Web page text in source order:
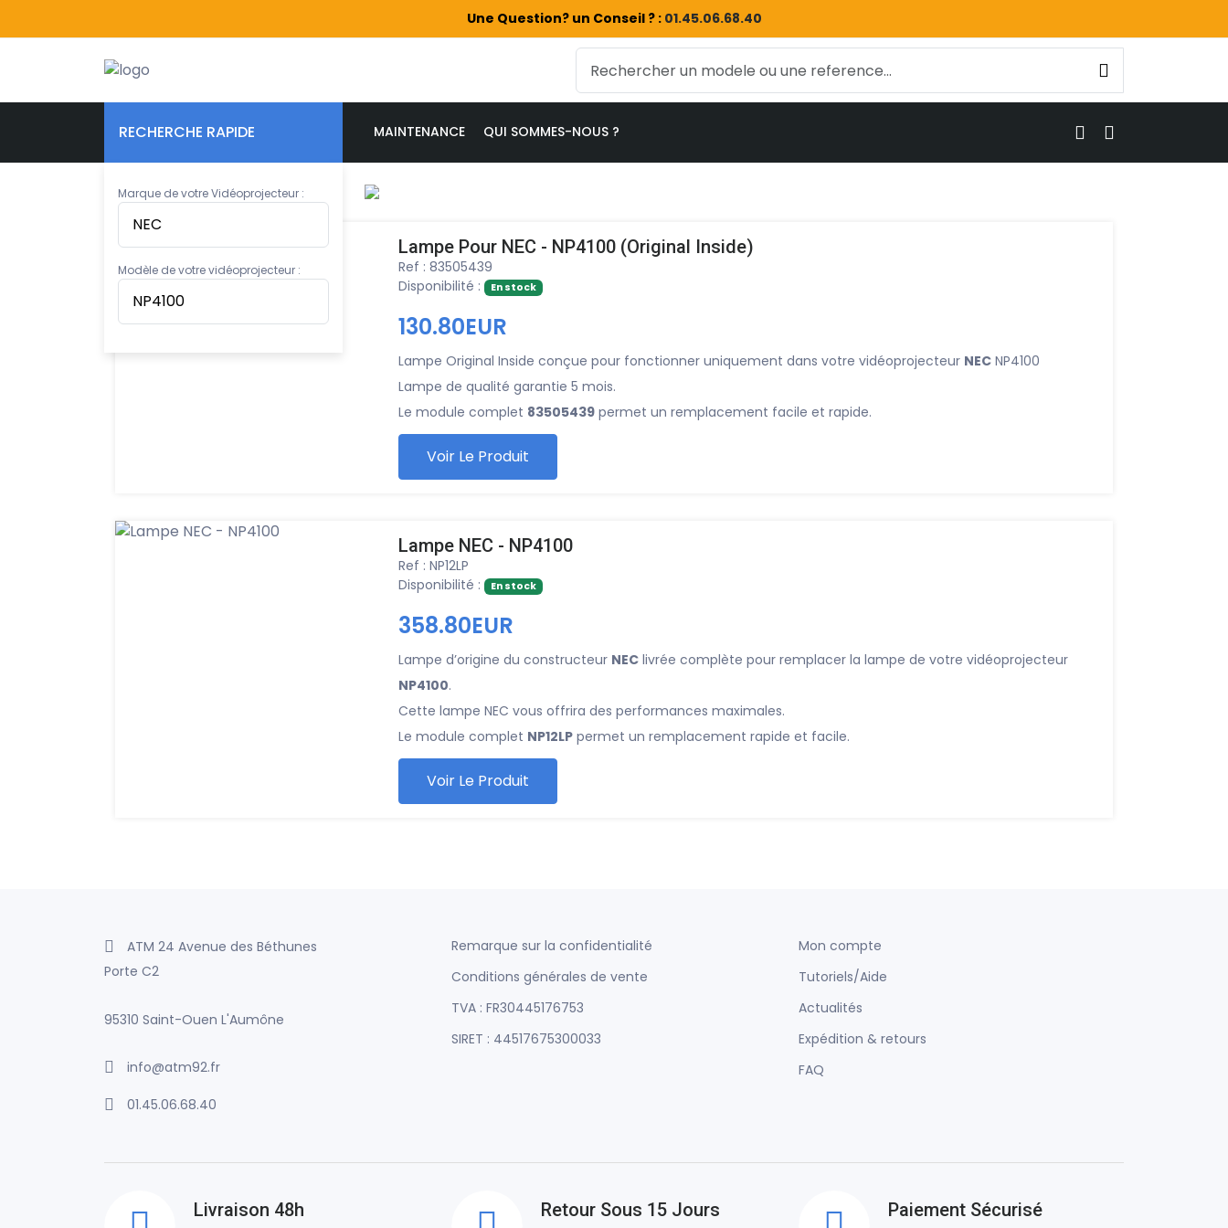
Une Question? un Conseil ? : 01.45.06.68.40
RECHERCHE RAPIDE
Marque de votre Vidéoprojecteur :
Modèle de votre vidéoprojecteur :
MAINTENANCE QUI SOMMES-NOUS ?
Lampe Pour NEC - NP4100 (Original Inside)
Ref : 83505439
Disponibilité :
En stock
130.80EUR
Lampe Original Inside conçue pour fonctionner uniquement dans votre vidéoprojecteur NEC NP4100
Lampe de qualité garantie 5 mois.
Le module complet 83505439 permet un remplacement facile et rapide.
Voir Le Produit
Lampe NEC - NP4100
Ref : NP12LP
Disponibilité :
En stock
358.80EUR
Lampe d’origine du constructeur NEC livrée complète pour remplacer la lampe de votre vidéoprojecteur
NP4100.
Cette lampe NEC vous offrira des performances maximales.
Le module complet NP12LP permet un remplacement rapide et facile.
Voir Le Produit
ATM 24 Avenue des Béthunes
Porte C2
95310 Saint-Ouen L'Aumône
info@atm92.fr
01.45.06.68.40
Remarque sur la confidentialité
Conditions générales de vente
TVA : FR30445176753
SIRET : 44517675300033
Mon compte
Tutoriels/Aide
Actualités
Expédition & retours
FAQ
Livraison 48h Retour Sous 15 Jours Paiement Sécurisé